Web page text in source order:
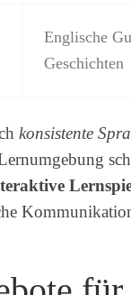
Englische
Geschichten
konsistente